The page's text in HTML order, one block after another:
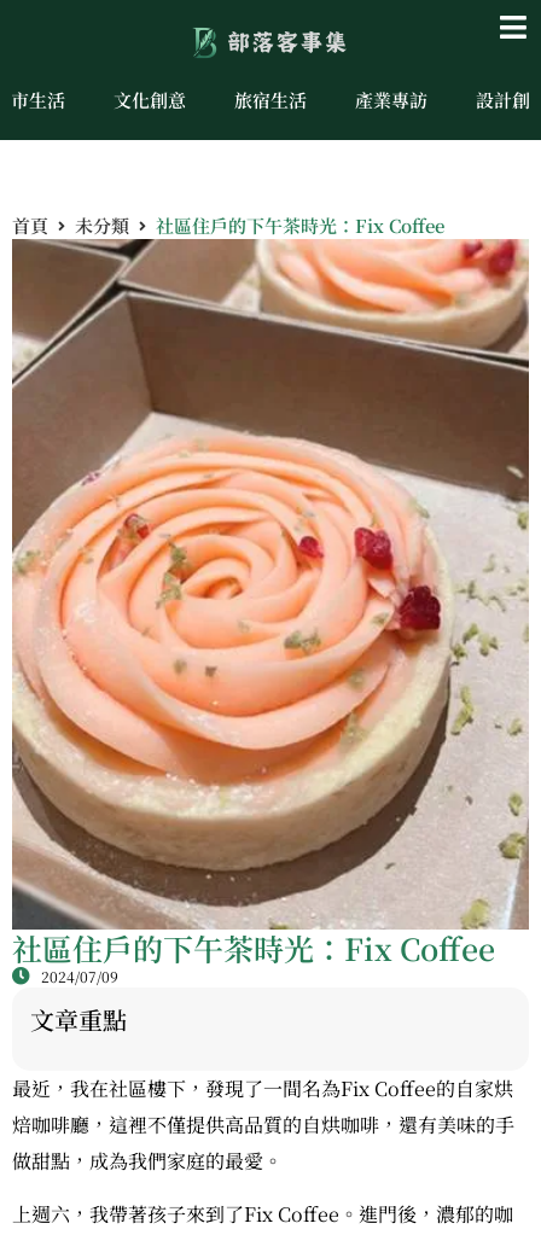
市生活 文化創意 旅宿生活 產業專訪 設計創
首頁 未分類 社區住戶的下午茶時光：Fix Coffee
社區住戶的下午茶時光：Fix Coffee
2024/07/09
文章重點
最近，我在社區樓下，發現了一間名為Fix Coffee的自家烘
焙咖啡廳，這裡不僅提供高品質的自烘咖啡，還有美味的手
做甜點，成為我們家庭的最愛。
上週六，我帶著孩子來到了Fix Coffee。進門後，濃郁的咖